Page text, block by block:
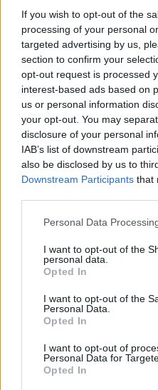
If you wish to opt-out of the
processing of your personal
targeted advertising by us,
section to confirm your
opt-out request is processed
interest-based ads based on
us or personal information
your opt-out. You may
disclosure of your personal
IAB’s list of downstream
also be disclosed by us to
Downstream Participants that
Personal Data
I want to opt-out of the
personal data.
Opted In
I want to opt-out of the
Personal Data.
Opted In
I want to opt-out of
Personal Data for
Opted In
Eladó adatai
Bemutatkozás: Magas
néprajzi tárgyak értékesítése
gyűjtemények árverezése.
GALÉRIA TOVÁBBI